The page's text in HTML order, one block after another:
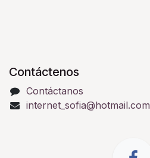
Contáctenos
Contáctanos
internet_sofia@hotmail.com